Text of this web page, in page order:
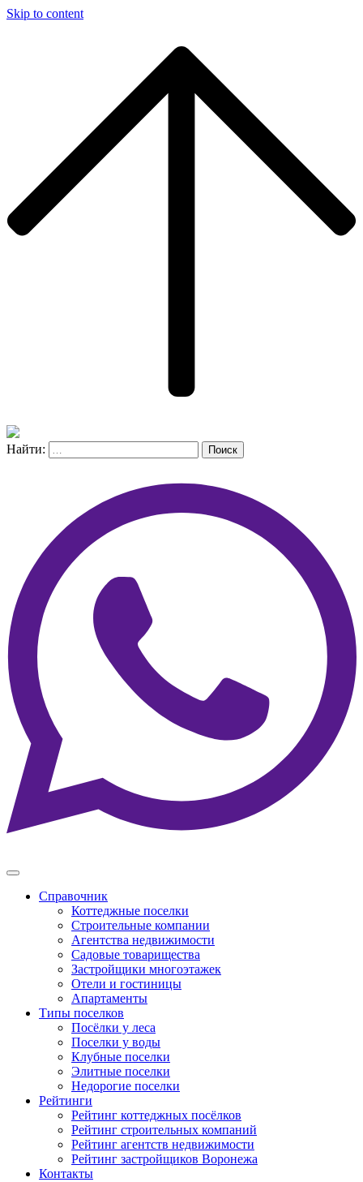
Skip to content
Найти: Поиск
Справочник
Коттеджные поселки
Строительные компании
Агентства недвижимости
Садовые товарищества
Застройщики многоэтажек
Отели и гостиницы
Апартаменты
Типы поселков
Посёлки у леса
Поселки у воды
Клубные поселки
Элитные поселки
Недорогие поселки
Рейтинги
Рейтинг коттеджных посёлков
Рейтинг строительных компаний
Рейтинг агентств недвижимости
Рейтинг застройщиков Воронежа
Контакты